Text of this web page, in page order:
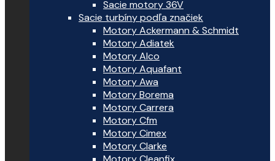
Sacie motory 36V
Sacie turbíny podľa značiek
Motory Ackermann & Schmidt
Motory Adiatek
Motory Alco
Motory Aquafant
Motory Awa
Motory Borema
Motory Carrera
Motory Cfm
Motory Cimex
Motory Clarke